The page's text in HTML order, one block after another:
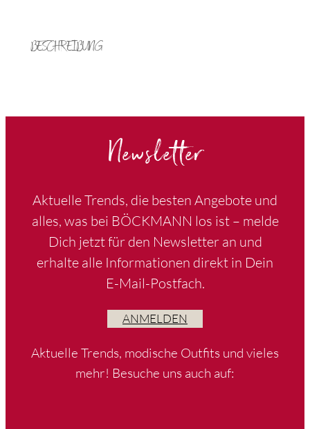
BESCHREIBUNG
Newsletter
Aktuelle Trends, die besten Angebote und
alles, was bei BÖCKMANN los ist – melde
Dich jetzt für den Newsletter an und
erhalte alle Informationen direkt in Dein
E-Mail-Postfach.
ANMELDEN
Aktuelle Trends, modische Outfits und vieles
mehr! Besuche uns auch auf: